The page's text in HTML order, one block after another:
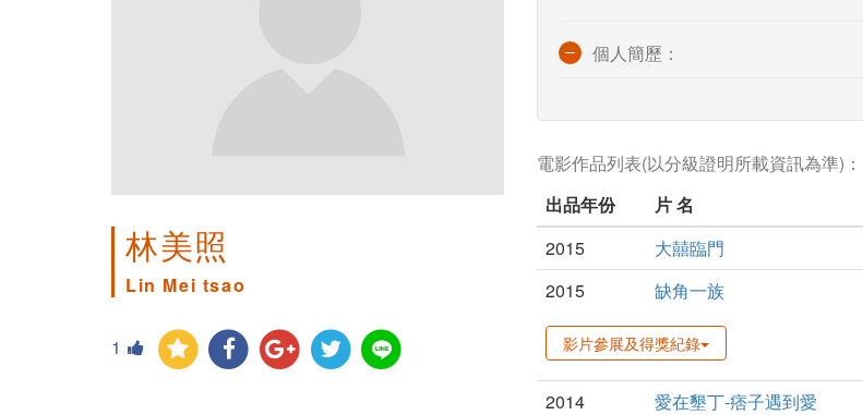
林美照
Lin Mei tsao
1
個人簡歷：
電影作品列表(以分級證明所載資訊為準)：
出品年份
片 名
2015
大囍臨門
2015
缺角一族
影片參展及得獎紀錄
2014
愛在墾丁-痞子遇到愛